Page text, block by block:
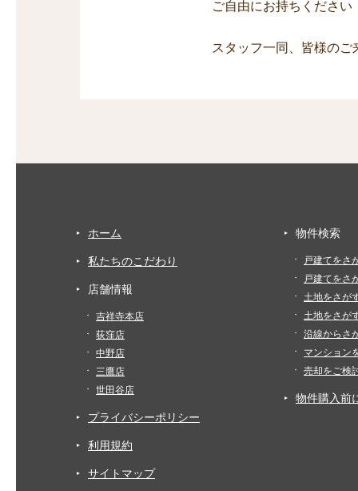
ご自由にお持ちください
スタッフ一同、皆様の
ホーム
私たちのこだわり
店舗情報
吉祥寺本店
荻窪店
中野店
三鷹店
世田谷店
プライバシーポリシー
利用規約
サイトマップ
物件検索
戸建てをさ
戸建てをさ
土地をさが
土地をさが
沿線からさ
マンション
売却をご検
物件購入前